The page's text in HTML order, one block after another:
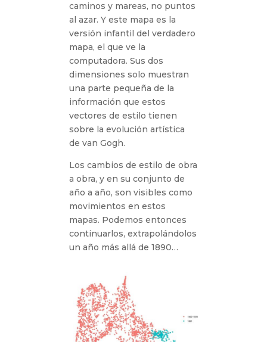
caminos y mareas, no puntos
al azar. Y este mapa es la
versión infantil del verdadero
mapa, el que ve la
computadora. Sus dos
dimensiones solo muestran
una parte pequeña de la
información que estos
vectores de estilo tienen
sobre la evolución artística
de van Gogh.
Los cambios de estilo de obra
a obra, y en su conjunto de
año a año, son visibles como
movimientos en estos
mapas. Podemos entonces
continuarlos, extrapolándolos
un año más allá de 1890…